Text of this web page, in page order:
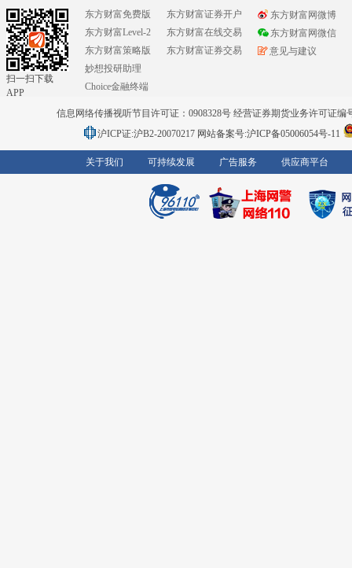
扫一扫下载
APP
东方财富免费版
东方财富Level-2
东方财富策略版
妙想投研助理
Choice金融终端
东方财富证券开户
东方财富在线交易
东方财富证券交易
东方财富网微博
东方财富网微信
意见与建议
信息网络传播视听节目许可证：0908328号 经营证券期货业务许可证编
沪ICP证:沪B2-20070217 网站备案号:沪ICP备05006054号-11
关于我们 可持续发展 广告服务 供应商平台